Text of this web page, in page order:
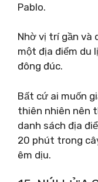
Pablo.
Nhờ vị trí gần và
một địa điểm du
đông đúc.
Bất cứ ai muốn
thiên nhiên nên
danh sách địa
20 phút trong
êm dịu.